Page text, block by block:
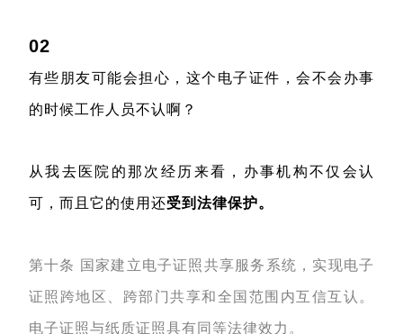
02
有些朋友可能会担心，这个电子证件，会不会办事
的时候工作人员不认啊？
从我去医院的那次经历来看，办事机构不仅会认
可，而且它的使用还受到法律保护。
第十条 国家建立电子证照共享服务系统，实现电子
证照跨地区、跨部门共享和全国范围内互信互认。
电子证照与纸质证照具有同等法律效力。